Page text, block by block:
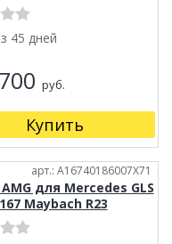
45 дней
руб.
Купить
арт.: A16740186007X71
для Mercedes GLS
Maybach R23